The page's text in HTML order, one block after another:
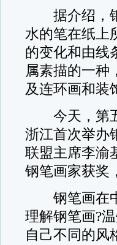
据介绍，钢
水的笔在纸上
的变化和由线
属素描的一种
及连环画和装
今天，第五
浙江首次举办
联盟主席李渝
钢笔画家获奖
钢笔画在中
理解钢笔画?
自己不同的风